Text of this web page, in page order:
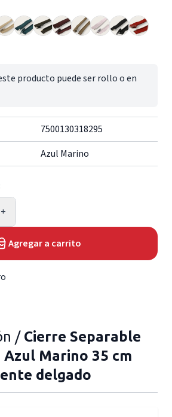
producto puede ser rollo o en
7500130318295
Azul Marino
+
Agregar a carrito
/ Cierre Separable
Azul Marino 35 cm
delgado